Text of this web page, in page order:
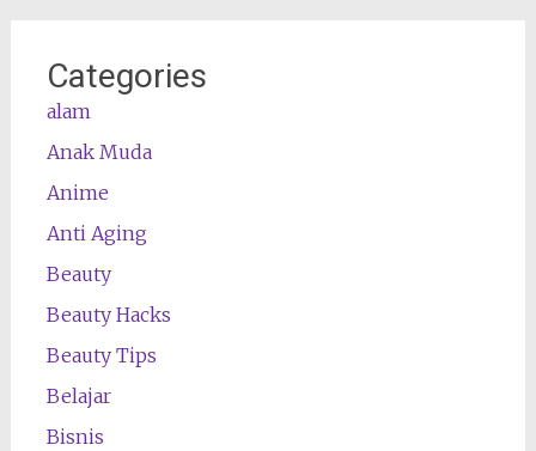
Categories
alam
Anak Muda
Anime
Anti Aging
Beauty
Beauty Hacks
Beauty Tips
Belajar
Bisnis